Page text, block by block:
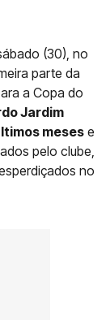
(30), no
parte da
a Copa do
Jardim
meses e
pelo clube,
no